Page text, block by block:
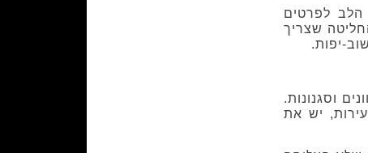
הלב לפרטים
שצריך
יפות.
וכיוונים וסגנונות.
יש את